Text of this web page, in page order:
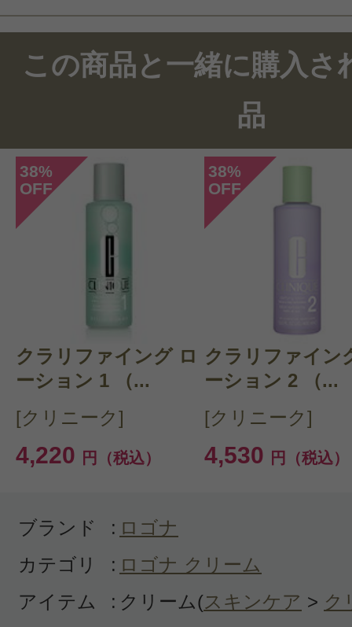
この商品のクチコミ
1件のレビュー
投稿日：2022年02月
チャビン 様
感じた効能：オーガニックコスメ・
購入品：ファーミング デイ クリー
フティング
フルーティーな香りが結構強くて、
す。デイクリームですが、化粧下地
ロモロしない二種類の下地がモロモ
でもエクストラリフティングに
で、ナイトクリームとして使ってみ
この商品と一緒に購入さ
品
38%
OFF
クラリファイング ロ
ーション 1 （...
[クリニーク]
4,220 円（税込）
38%
OFF
クラリファイン
ーション 2 （...
[クリニーク]
4,530 円（税込）
ブランド : ロゴナ
カテゴリ
: ロゴナ クリーム
アイテム
: クリーム(スキンケア > ク